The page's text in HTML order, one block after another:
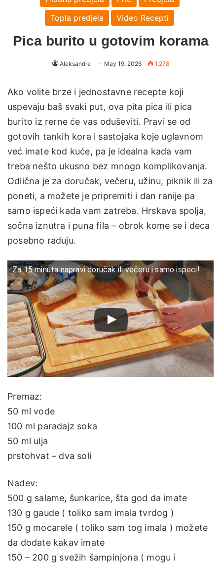
Topla predjela
Video Recepti
Pica burito u gotovim korama
Aleksandra May 19, 2026 1,278
Ako volite brze i jednostavne recepte koji
uspevaju baš svaki put, ova pita pica ili pica
burito iz rerne će vas oduševiti. Pravi se od
gotovih tankih kora i sastojaka koje uglavnom
već imate kod kuće, pa je idealna kada vam
treba nešto ukusno bez mnogo komplikovanja.
Odlična je za doručak, večeru, užinu, piknik ili za
poneti, a možete je pripremiti i dan ranije pa
samo ispeći kada vam zatreba. Hrskava spolja,
sočna iznutra i puna fila – obrok kome se i deca
posebno raduju.
Za 15 minuta napravi doručak ili večeru i samo ispeci!
Premaz:
50 ml vode
100 ml paradajz soka
50 ml ulja
prstohvat – dva soli
Nadev:
500 g salame, šunkarice, šta god da imate
130 g gaude ( toliko sam imala tvrdog )
150 g mocarele ( toliko sam tog imala ) možete
da dodate kakav imate
150 – 200 g svežih šampinjona ( mogu i